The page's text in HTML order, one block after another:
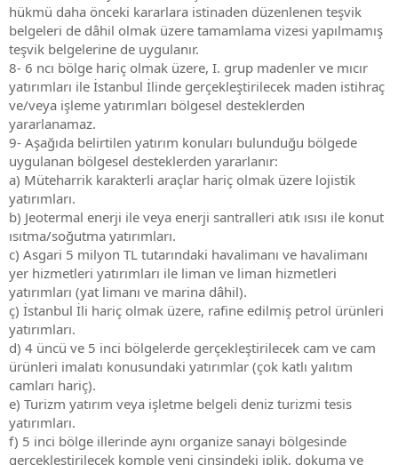
hükmü daha önceki kararlara istinaden düzenlenen teşvik
belgeleri de dâhil olmak üzere tamamlama vizesi yapılmamış
teşvik belgelerine de uygulanır.
8- 6 ncı bölge hariç olmak üzere, I. grup madenler ve mıcır
yatırımları ile İstanbul İlinde gerçekleştirilecek maden istihraç
ve/veya işleme yatırımları bölgesel desteklerden
yararlanamaz.
9- Aşağıda belirtilen yatırım konuları bulunduğu bölgede
uygulanan bölgesel desteklerden yararlanır:
a) Müteharrik karakterli araçlar hariç olmak üzere lojistik
yatırımları.
b) Jeotermal enerji ile veya enerji santralleri atık ısısı ile konut
ısıtma/soğutma yatırımları.
c) Asgari 5 milyon TL tutarındaki havalimanı ve havalimanı
yer hizmetleri yatırımları ile liman ve liman hizmetleri
yatırımları (yat limanı ve marina dâhil).
ç) İstanbul İli hariç olmak üzere, rafine edilmiş petrol ürünleri
yatırımları.
d) 4 üncü ve 5 inci bölgelerde gerçekleştirilecek cam ve cam
ürünleri imalatı konusundaki yatırımlar (çok katlı yalıtım
camları hariç).
e) Turizm yatırım veya işletme belgeli deniz turizmi tesis
yatırımları.
f) 5 inci bölge illerinde aynı organize sanayi bölgesinde
gerçekleştirilecek komple yeni cinsindeki iplik, dokuma ve